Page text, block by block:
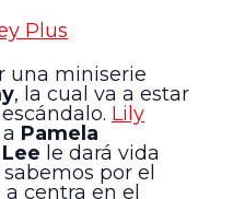
Plus
una miniserie
, la cual va a estar
Lily
Pamela
le dará vida
por el
centra en el